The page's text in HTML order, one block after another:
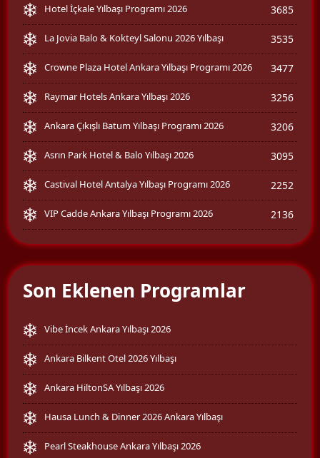
Hotel İçkale Yılbaşı Programı 2026 3685
La Jovia Balo & Kokteyl Salonu 2026 Yılbaşı 3535
Crowne Plaza Hotel Ankara Yılbaşı Programı 2026 3477
Raymar Hotels Ankara Yılbaşı 2026 3256
Ankara Çıkışlı Batum Yılbaşı Programı 2026 3206
Asrın Park Hotel & Balo Yılbaşı 2026 3095
Castival Hotel Antalya Yılbaşı Programı 2026 2252
VIP Cadde Ankara Yılbaşı Programı 2026 2136
Son Eklenen Programlar
Vibe İncek Ankara Yılbaşı 2026
Ankara Bilkent Otel 2026 Yılbaşı
Ankara HiltonSA Yılbaşı 2026
Hausa Lunch & Dinner 2026 Ankara Yılbaşı
Pearl Steakhouse Ankara Yılbaşı 2026